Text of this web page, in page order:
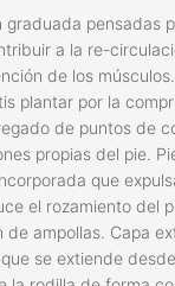
graduada pensadas
a la re-
de los
plantar por la
de puntos de
propias del pie.
que
el rozamiento del
de ampollas. Capa
se extiende